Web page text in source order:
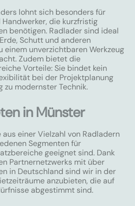
lohnt sich besonders für
die kurzfristig
benötigen. Radlader sind ideal
Schutt und anderen
einem unverzichtbaren Werkzeug
Zudem bietet die
Vorteile: Sie bindet kein
bei der Projektplanung
zu modernster Technik.
in Münster
aus einer Vielzahl von Radladern
Segmenten für
geeignet sind. Dank
Partnernetzwerks mit über
in Deutschland sind wir in der
anzubieten, die auf
abgestimmt sind.